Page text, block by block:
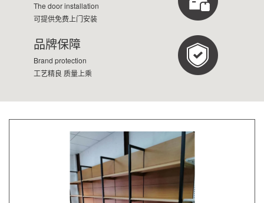
The door installation
可提供免费上门安装
品牌保障
Brand protection
工艺精良 质量上乘